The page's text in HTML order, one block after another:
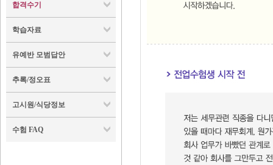
합격수기
학습자료
유예반 모범답안
추록/정오표
고시원/식당정보
수험 FAQ